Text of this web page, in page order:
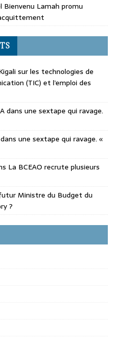
Lamah promu
sur les technologies de
(TIC) et l’emploi des
dans une sextape qui ravage.
une sextape qui ravage. «
La BCEAO recrute plusieurs
Ministre du Budget du
?